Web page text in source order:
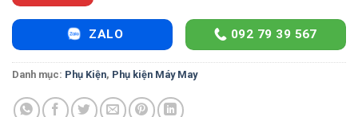
ZALO 092 79 39 567
Danh mục: Phụ Kiện, Phụ kiện Máy May